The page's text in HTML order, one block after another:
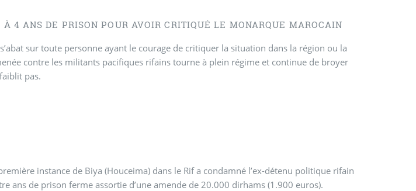
4 ANS DE PRISON POUR AVOIR CRITIQUÉ LE MONARQUE MAROCAIN
sur toute personne ayant le courage de critiquer la situation dans la région ou la
contre les militants pacifiques rifains tourne à plein régime et continue de broyer
pas.
instance de Biya (Houceima) dans le Rif a condamné l’ex-détenu politique rifain
ans de prison ferme assortie d’une amende de 20.000 dirhams (1.900 euros).